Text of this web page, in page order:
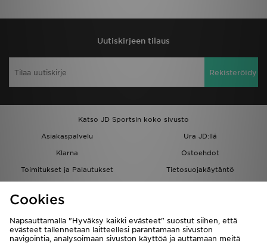
Uutiskirjeen tilaus
Rekisteröidy
Katso JD Sportsin koko sivusto
Asiakaspalvelu
Ura JD:llä
Klarna
Ostoehdot
Toimitukset ja Palautukset
Tietosuojakäytäntö
Löydä myymälä
Kumppanuusohjelma
JD Blog
Cookies
Napsauttamalla "Hyväksy kaikki evästeet" suostut siihen, että
evästeet tallennetaan laitteellesi parantamaan sivuston
navigointia, analysoimaan sivuston käyttöä ja auttamaan meitä